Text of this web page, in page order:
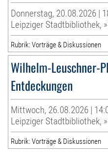
Donnerstag, 20.08.2026 |
Leipziger Stadtbibliothek,
Rubrik: Vorträge & Diskussionen
Wilhelm-Leuschner-
Entdeckungen
Mittwoch, 26.08.2026 |
Leipziger Stadtbibliothek,
Rubrik: Vorträge & Diskussionen